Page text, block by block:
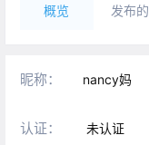
概览 发布的
昵称： nancy妈
认证： 未认证